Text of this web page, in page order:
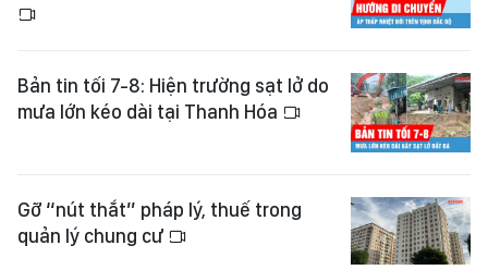
Bản tin tối 7-8: Hiện trường sạt lở do
mưa lớn kéo dài tại Thanh Hóa
Gỡ “nút thắt” pháp lý, thuế trong
quản lý chung cư